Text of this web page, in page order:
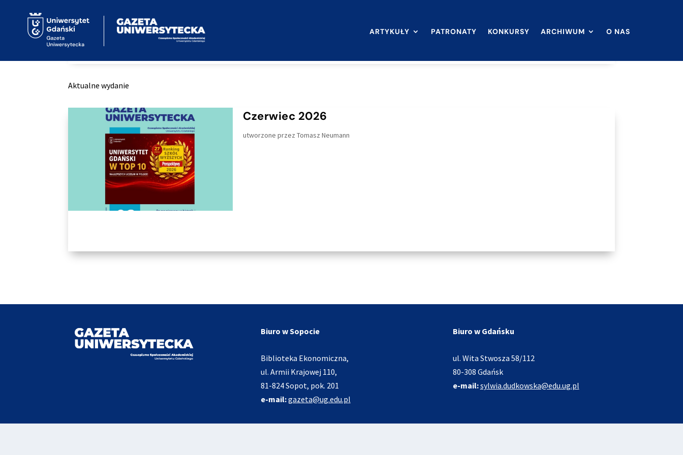
ARTYKUŁY PATRONATY KONKURSY ARCHIWUM O NAS
Aktualne wydanie
Czerwiec 2026
utworzone przezTomasz Neumann
Biuro w Sopocie
Biblioteka Ekonomiczna,
ul. Armii Krajowej 110,
81-824 Sopot, pok. 201
e-mail:gazeta@ug.edu.pl
Biuro w Gdańsku
ul. Wita Stwosza 58/112
80-308 Gdańsk
e-mail:sylwia.dudkowska@edu.ug.pl